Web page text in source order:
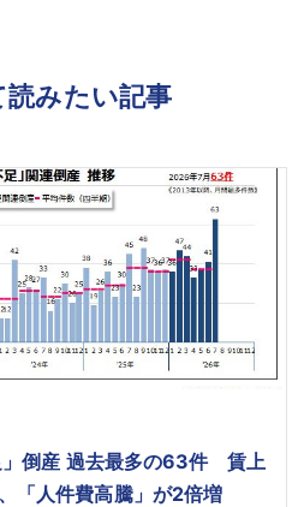
みたい記事
倒産 過去最多の63件 賃上
「人件費高騰」が2倍増